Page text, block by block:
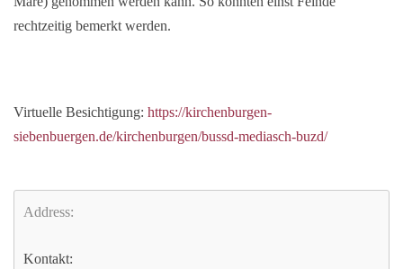
rechtzeitig bemerkt werden.
Virtuelle Besichtigung: https://kirchenburgen-
siebenbuergen.de/kirchenburgen/bussd-mediasch-buzd/
Address:
Kontakt: